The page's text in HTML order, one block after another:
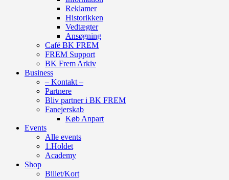
Reklamer
Historikken
Vedtægter
Ansøgning
Café BK FREM
FREM Support
BK Frem Arkiv
Business
– Kontakt –
Partnere
Bliv partner i BK FREM
Fanejerskab
Køb Anpart
Events
Alle events
1.Holdet
Academy
Shop
Billet/Kort